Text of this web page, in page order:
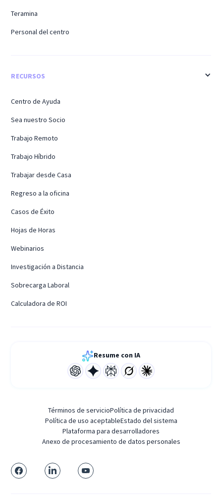
Teramina
Personal del centro
RECURSOS
Centro de Ayuda
Sea nuestro Socio
Trabajo Remoto
Trabajo Híbrido
Trabajar desde Casa
Regreso a la oficina
Casos de Éxito
Hojas de Horas
Webinarios
Investigación a Distancia
Sobrecarga Laboral
Calculadora de ROI
Resume con IA
Términos de servicioPolítica de privacidad
Política de uso aceptableEstado del sistema
Plataforma para desarrolladores
Anexo de procesamiento de datos personales